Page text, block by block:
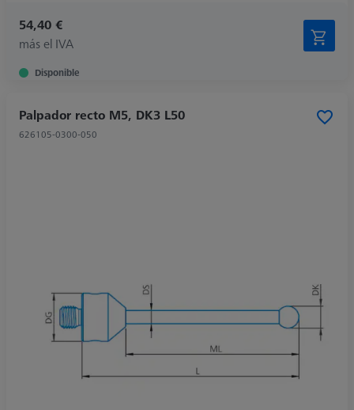
54,40 €
más el IVA
Disponible
Palpador recto M5, DK3 L50
626105-0300-050